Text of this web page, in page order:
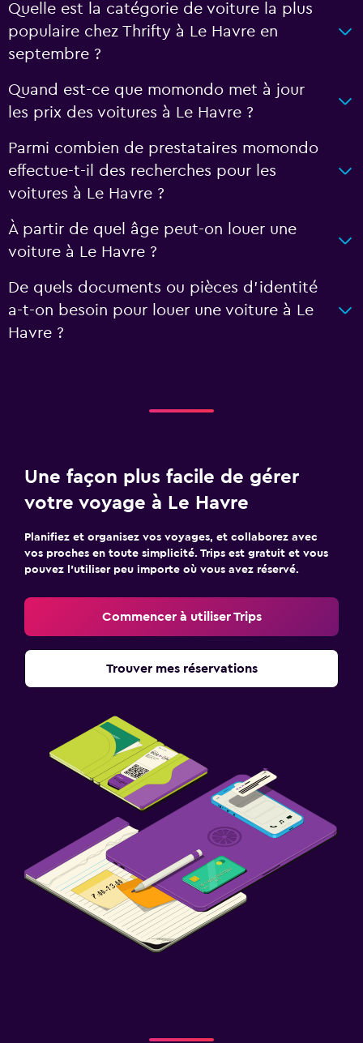
Quelle est la catégorie de voiture la plus
populaire chez Thrifty à Le Havre en
septembre ?
Quand est-ce que momondo met à jour
les prix des voitures à Le Havre ?
Parmi combien de prestataires momondo
effectue-t-il des recherches pour les
voitures à Le Havre ?
À partir de quel âge peut-on louer une
voiture à Le Havre ?
De quels documents ou pièces d'identité
a-t-on besoin pour louer une voiture à Le
Havre ?
Une façon plus facile de gérer
votre voyage à Le Havre
Planifiez et organisez vos voyages, et collaborez avec
vos proches en toute simplicité. Trips est gratuit et vous
pouvez l’utiliser peu importe où vous avez réservé.
Commencer à utiliser Trips
Trouver mes réservations